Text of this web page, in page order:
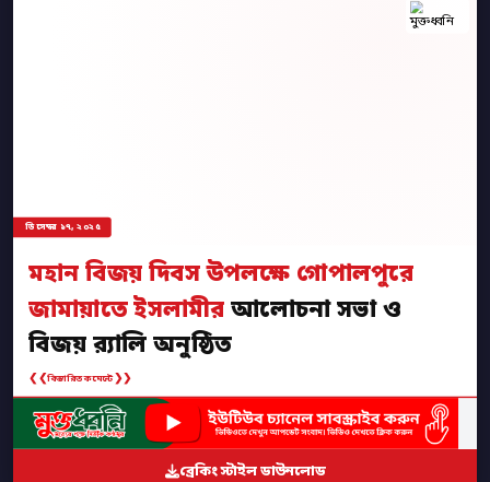
ডিসেম্বর ১৭, ২০২৫
মহান বিজয় দিবস উপলক্ষে গোপালপুরে
জামায়াতে ইসলামীর আলোচনা সভা ও
বিজয় র‍্যালি অনুষ্ঠিত
❮❮বিস্তারিত কমেন্টে❯❯
ব্রেকিং স্টাইল ডাউনলোড